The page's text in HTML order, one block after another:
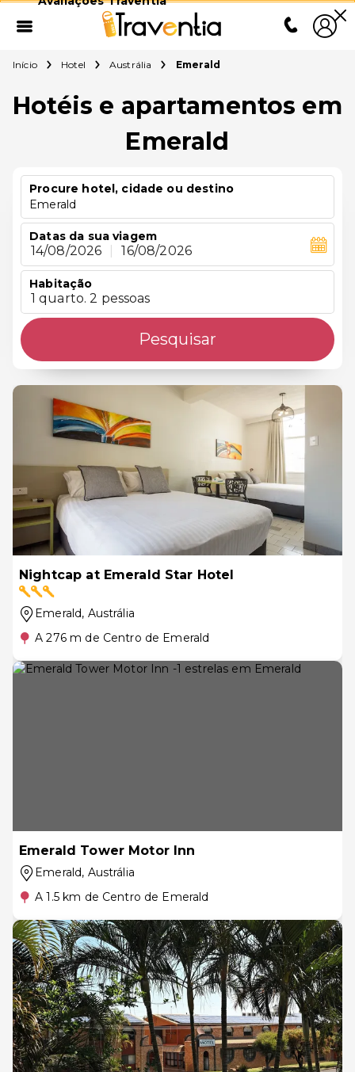
Início Hotel Austrália Emerald
Hotéis e apartamentos em
Emerald
Procure hotel, cidade ou destino
Emerald
Datas da sua viagem
14/08/2026 16/08/2026
Habitação
1 quarto. 2 pessoas
Pesquisar
Nightcap at Emerald Star Hotel
Emerald, Austrália
A 276 m de Centro de Emerald
Emerald Tower Motor Inn
Emerald, Austrália
A 1.5 km de Centro de Emerald